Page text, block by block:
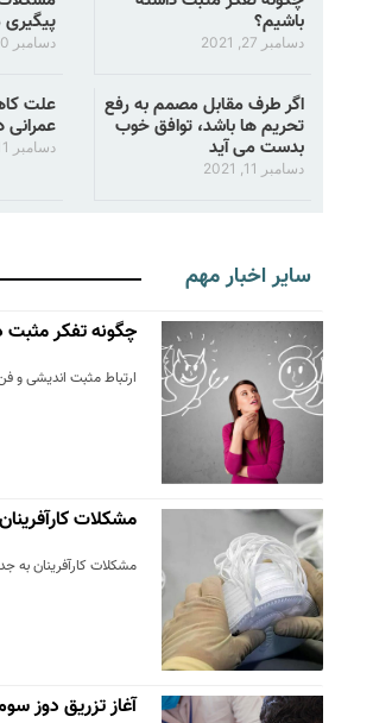
باشیم؟
دسامبر 27, 2021 دسامبر 20, 2021
اگر طرف مقابل مصمم به رفع
تحریم ها باشد، توافق خوب
بدست می آید
دسامبر 11, 2021
علت
عمرانی
دسامبر 11, 2021
سایر اخبار مهم
چگونه تفکر مثبت
ارتباط مثبت اندیشی و
مشکلات
مشکلات کارآفرینان به
آغاز تزریق دوز سوم